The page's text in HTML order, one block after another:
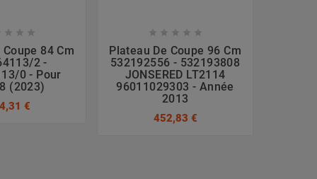
  
84 Cm
2 -
0 - Pour
(2023)
€
    
Plateau De Coupe 96 Cm
532192556 - 532193808
JONSERED LT2114
96011029303 - Année
2013
452,83 €